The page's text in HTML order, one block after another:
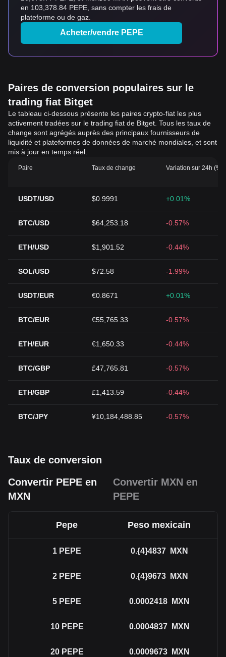
en 103,378.84 PEPE, sans compter les frais de
plateforme ou de gaz.
Acheter/vendre PEPE
Paires de conversion populaires sur le
trading fiat Bitget
Le tableau ci-dessous présente les paires crypto-fiat les plus
activement tradées sur le trading fiat de Bitget. Tous les taux de
change sont agrégés auprès des principaux fournisseurs de
liquidité et plateformes de données de marché mondiales, et sont
mis à jour en temps réel.
Paire Taux de change Variation sur 24h (%)
USDT/USD $0.9991 +0.01%
BTC/USD $64,253.18 -0.57%
ETH/USD $1,901.52 -0.44%
SOL/USD $72.58 -1.99%
USDT/EUR €0.8671 +0.01%
BTC/EUR €55,765.33 -0.57%
ETH/EUR €1,650.33 -0.44%
BTC/GBP £47,765.81 -0.57%
ETH/GBP £1,413.59 -0.44%
BTC/JPY ¥10,184,488.85 -0.57%
Taux de conversion
Convertir PEPE en
MXN
Convertir MXN en
PEPE
Pepe Peso mexicain
1 PEPE 0.{4}4837 MXN
2 PEPE 0.{4}9673 MXN
5 PEPE 0.0002418 MXN
10 PEPE 0.0004837 MXN
20 PEPE 0.0009673 MXN